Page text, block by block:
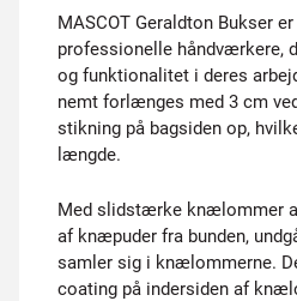
MASCOT Geraldton Bukser
professionelle håndværkere,
og funktionalitet i deres
nemt forlænges med 3 cm
stikning på bagsiden op,
længde.
Med slidstærke knælommer
af knæpuder fra bunden,
samler sig i knælommerne.
coating på indersiden af